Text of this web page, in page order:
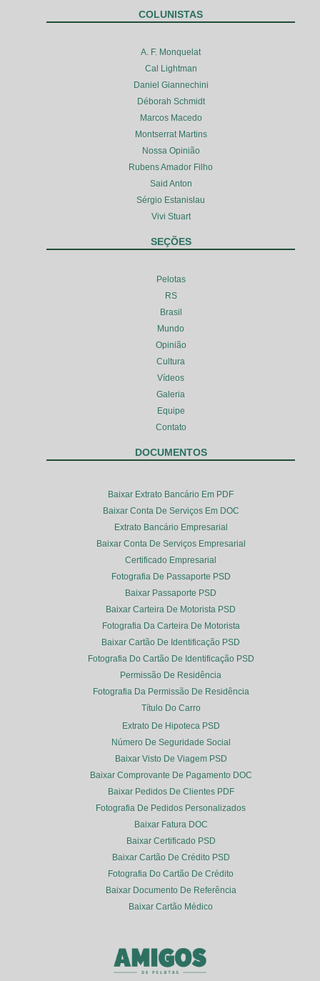
COLUNISTAS
A. F. Monquelat
Cal Lightman
Daniel Giannechini
Déborah Schmidt
Marcos Macedo
Montserrat Martins
Nossa Opinião
Rubens Amador Filho
Said Anton
Sérgio Estanislau
Vivi Stuart
SEÇÕES
Pelotas
RS
Brasil
Mundo
Opinião
Cultura
Vídeos
Galeria
Equipe
Contato
DOCUMENTOS
Baixar Extrato Bancário Em PDF
Baixar Conta De Serviços Em DOC
Extrato Bancário Empresarial
Baixar Conta De Serviços Empresarial
Certificado Empresarial
Fotografia De Passaporte PSD
Baixar Passaporte PSD
Baixar Carteira De Motorista PSD
Fotografia Da Carteira De Motorista
Baixar Cartão De Identificação PSD
Fotografia Do Cartão De Identificação PSD
Permissão De Residência
Fotografia Da Permissão De Residência
Título Do Carro
Extrato De Hipoteca PSD
Número De Seguridade Social
Baixar Visto De Viagem PSD
Baixar Comprovante De Pagamento DOC
Baixar Pedidos De Clientes PDF
Fotografia De Pedidos Personalizados
Baixar Fatura DOC
Baixar Certificado PSD
Baixar Cartão De Crédito PSD
Fotografia Do Cartão De Crédito
Baixar Documento De Referência
Baixar Cartão Médico